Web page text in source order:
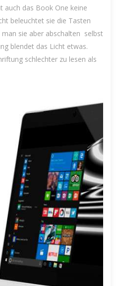
auch das Book One keine
beleuchtet sie die Tasten
sie aber abschalten  selbst
blendet das Licht etwas.
schlechter zu lesen als